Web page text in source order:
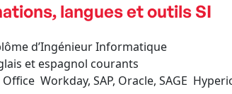
langues et outils SI
d’Ingénieur Informatique
et espagnol courants
Office Workday, SAP, Oracle, SAGE